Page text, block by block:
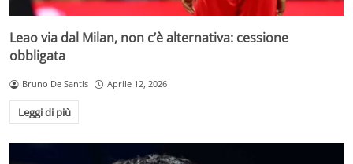
Leao via dal Milan, non c’è alternativa: cessione
obbligata
Bruno De Santis Aprile 12, 2026
Leggi di più